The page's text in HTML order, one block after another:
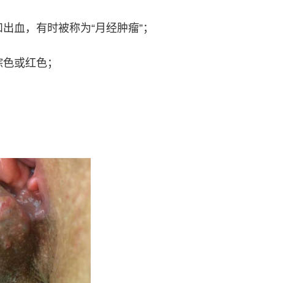
血，有时被称为“月经肿瘤”；
或红色；